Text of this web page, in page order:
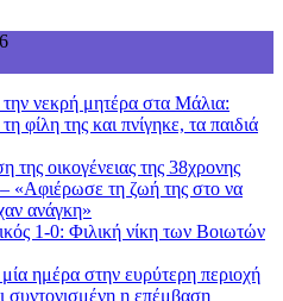
νεκρή μητέρα στα Μάλια:
φίλη της και πνίγηκε, τα παιδιά
οικογένειας της 38χρονης
«Αφιέρωσε τη ζωή της στο να
ανάγκη»
1-0: Φιλική νίκη των Βοιωτών
ημέρα στην ευρύτερη περιοχή
συντονισμένη η επέμβαση